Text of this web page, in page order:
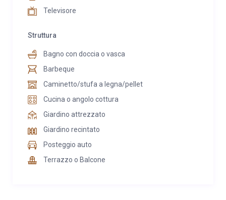
Televisore
Struttura
Bagno con doccia o vasca
Barbeque
Caminetto/stufa a legna/pellet
Cucina o angolo cottura
Giardino attrezzato
Giardino recintato
Posteggio auto
Terrazzo o Balcone